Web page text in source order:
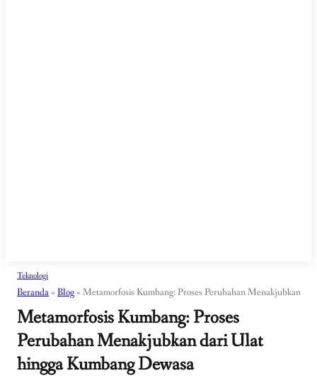
Teknologi
Beranda » Blog » Metamorfosis Kumbang: Proses Perubahan Menakjubkan
Metamorfosis Kumbang: Proses
Perubahan Menakjubkan dari Ulat
hingga Kumbang Dewasa